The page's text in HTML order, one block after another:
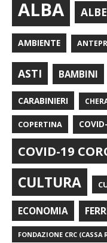
ALBA
AMBIENTE
ASTI BAMBINI
CARABINIERI
COPERTINA
COVID-19
CULTURA
ECONOMIA
FONDAZIONE CRC (CASSA